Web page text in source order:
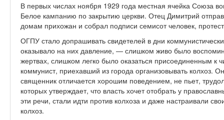
В первых числах ноября 1929 года местная ячейка Союза
Белое кампанию по закрытию церкви. Отец Димитрий
домам прихожан и собрал подписи семисот человек,
ОГПУ стало допрашивать свидетелей в дни
оказывало на них давление, — слишком живо было
жертвах, слишком легко было оказаться присоединенным
коммунист, приехавший из города организовывать колхоз.
священник отличается хорошим поведением, не пьет,
которых утверждает, что власть хочет отобрать у
эти речи, стали идти против колхоза и даже настраивали
колхоз.